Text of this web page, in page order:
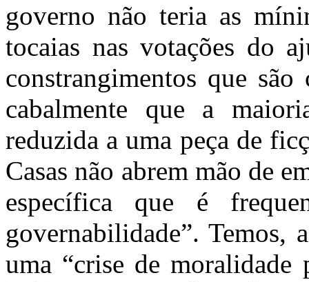
governo não teria as
tocaias nas votações do
constrangimentos que
cabalmente que a
reduzida a uma peça de
Casas não abrem mão de
específica que é
governabilidade”. Temos,
uma “crise de